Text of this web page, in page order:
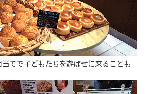
てで子どもたちを遊ばせに来ることも